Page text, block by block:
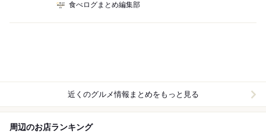
食べログまとめ編集部
近くのグルメ情報まとめをもっと見る
周辺のお店ランキング